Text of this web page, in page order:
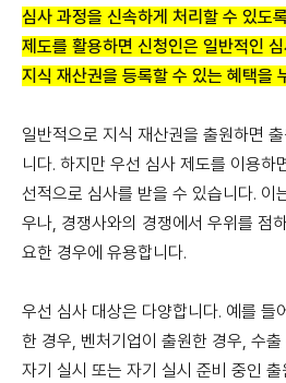
심사 과정을 신속하게 처리할 수 있도
제도를 활용하면 신청인은 일반적인
지식 재산권을 등록할 수 있는 혜택을
일반적으로 지식 재산권을 출원하면
니다. 하지만 우선 심사 제도를 이용하
선적으로 심사를 받을 수 있습니다. 이
우나, 경쟁사와의 경쟁에서 우위를 점
요한 경우에 유용합니다.
우선 심사 대상은 다양합니다. 예를 들
한 경우, 벤처기업이 출원한 경우, 수
자기 실시 또는 자기 실시 준비 중인